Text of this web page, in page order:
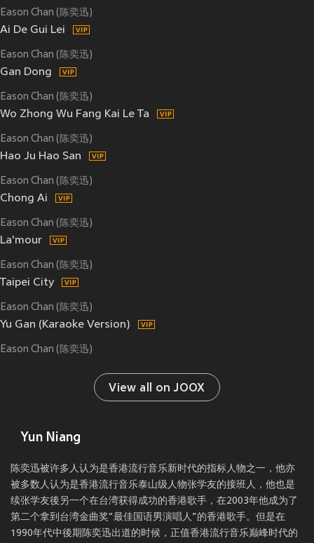
Eason Chan (陈奕迅)
Ai De Gui Lei
Eason Chan (陈奕迅)
Gan Dong
Eason Chan (陈奕迅)
Wo Zhong Wu Fang Kai Le Ta
Eason Chan (陈奕迅)
Hao Ju Hao San
Eason Chan (陈奕迅)
Chong Ai
Eason Chan (陈奕迅)
La'mour
Eason Chan (陈奕迅)
Taipei City
Eason Chan (陈奕迅)
Yu Gan (Karaoke Version)
Eason Chan (陈奕迅)
View all on JOOX
Yun Niang
陈奕迅被许多人认为是香港流行音乐新时代的指标人物之一，他亦
被多数人认为是香港流行音乐泰山级人物张学友的接班人，他也是
续张学友後另一个在台湾获得成功的香港歌手，在2003年他成为了
第二个拿到台湾金曲奖“最佳国语男演唱人”的香港歌手。但是在
1990年代中後期陈奕迅出道的时候，正值香港流行音乐巅峰时代的